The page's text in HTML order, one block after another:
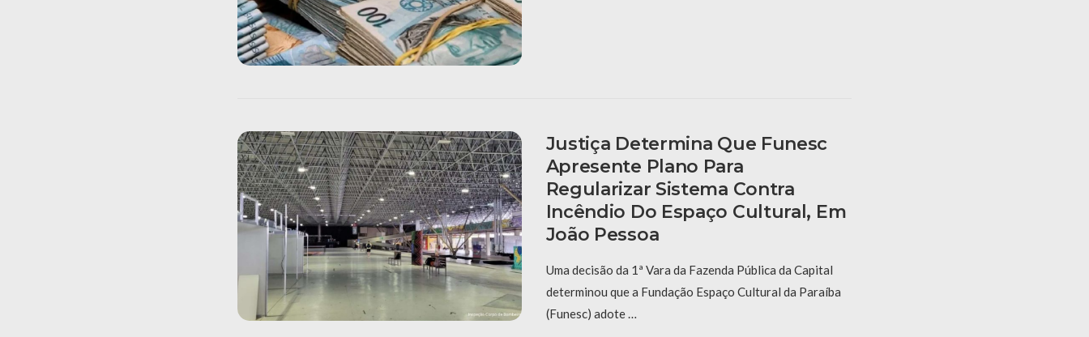
Justiça Determina Que Funesc
Apresente Plano Para
Regularizar Sistema Contra
Incêndio Do Espaço Cultural, Em
João Pessoa
Uma decisão da 1ª Vara da Fazenda Pública da Capital
determinou que a Fundação Espaço Cultural da Paraíba
(Funesc) adote …